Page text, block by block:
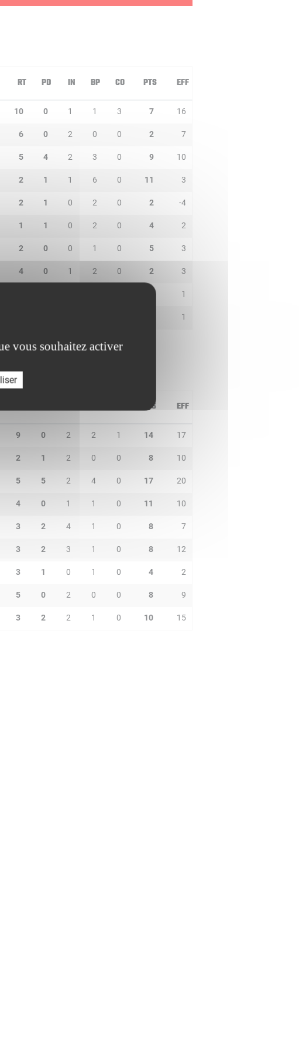
RT PD IN BP CO PTS EFF
10 0 1 1 3 7 16
6 0 2 0 0 2 7
5 4 2 3 0 9 10
2 1 1 6 0 11 3
2 1 0 2 0 2 -4
1 1 0 2 0 4 2
2 0 0 1 0 5 3
4 0 1 2 0 2 3
1
1
PTS EFF
9 0 2 2 1 14 17
2 1 2 0 0 8 10
5 5 2 4 0 17 20
4 0 1 1 0 11 10
3 2 4 1 0 8 7
3 2 3 1 0 8 12
3 1 0 1 0 4 2
5 0 2 0 0 8 9
3 2 2 1 0 10 15
vous souhaitez activer